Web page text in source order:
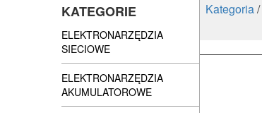
KATEGORIE
ELEKTRONARZĘDZIA
SIECIOWE
ELEKTRONARZĘDZIA
AKUMULATOROWE
Kategoria/